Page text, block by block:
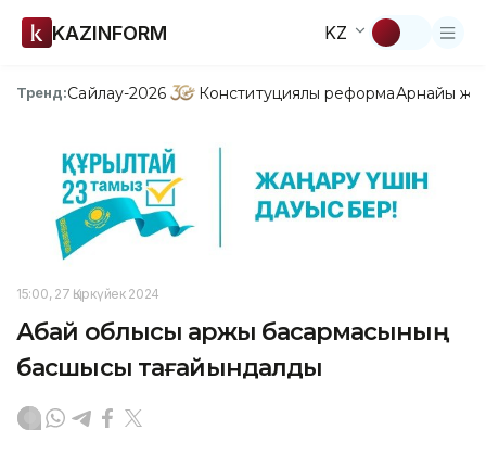
KAZINFORM KZ
Тренд:Сайлау-2026 Конституциялық реформаАрнайы
15:00, 27 Қыркүйек 2024
Абай облысы қаржы басқармасының
басшысы тағайындалды